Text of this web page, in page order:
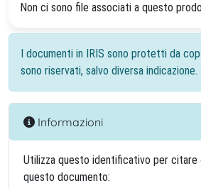
Non ci sono file associati a questo
I documenti in IRIS sono protetti da
sono riservati, salvo diversa indicazione.
Informazioni
Utilizza questo identificativo per citare
questo documento: